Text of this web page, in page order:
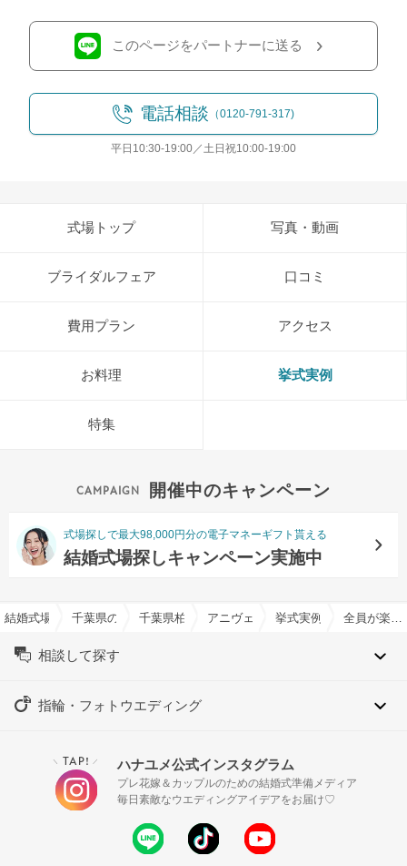
このページをパートナーに送る
電話相談 （0120-791-317)
平日10:30-19:00／土日祝10:00-19:00
式場トップ 写真・動画
ブライダルフェア 口コミ
費用プラン アクセス
お料理 挙式実例
特集
開催中のキャンペーン
式場探しで最大98,000円分の電子マネーギフト貰える
結婚式場探しキャンペーン実施中
結婚式場を探すならハナユメ
千葉県の結婚式場一覧千葉県柏市の結婚式場一覧アニヴェルセル 柏で結婚式
挙式実例
相談して探す
指輪・フォトウエディング
＼ TAP! ／ ハナユメ公式インスタグラム
プレ花嫁＆カップルのための結婚式準備メディア
毎日素敵なウエディングアイデアをお届け♡